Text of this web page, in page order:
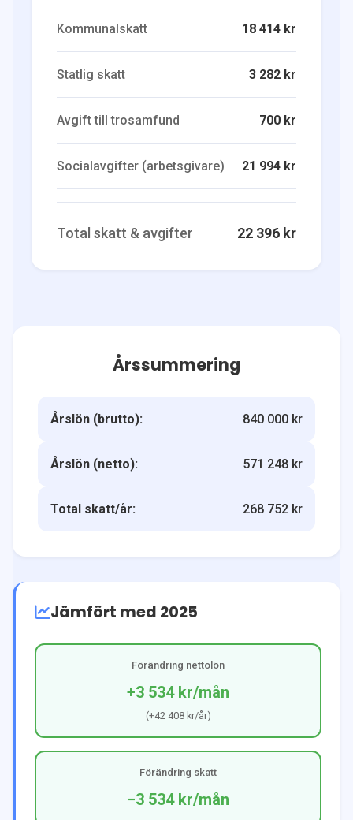
Kommunalskatt 18 414 kr
Statlig skatt 3 282 kr
Avgift till trosamfund 700 kr
Socialavgifter (arbetsgivare) 21 994 kr
Total skatt & avgifter 22 396 kr
Årssummering
Årslön (brutto): 840 000 kr
Årslön (netto): 571 248 kr
Total skatt/år: 268 752 kr
Jämfört med 2025
Förändring nettolön
+3 534 kr/mån
(+42 408 kr/år)
Förändring skatt
−3 534 kr/mån